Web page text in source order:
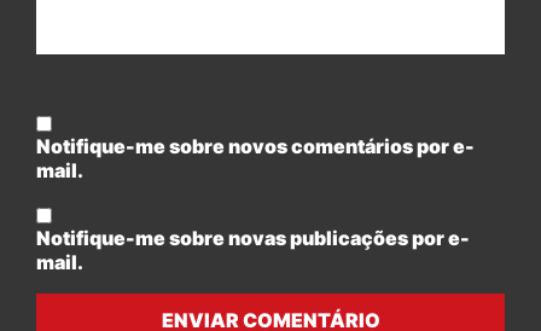
Notifique-me sobre novos comentários por e-
mail.
Notifique-me sobre novas publicações por e-
mail.
ENVIAR COMENTÁRIO